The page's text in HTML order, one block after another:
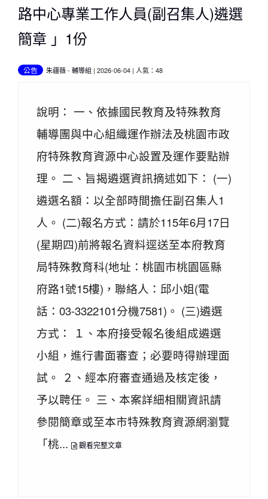
路中心專業工作人員(副召集人)遴選
簡章 」1份
公告 朱疆薇- 輔導組 | 2026-06-04 | 人氣：48
說明： 一、依據國民教育及特殊教育
輔導團與中心組織運作辦法及桃園市政
府特殊教育資源中心設置及運作要點辦
理。 二、旨揭遴選資訊摘述如下： (一)
遴選名額：以全部時間擔任副召集人1
人。 (二)報名方式：請於115年6月17日
(星期四)前將報名資料逕送至本府教育
局特殊教育科(地址：桃園市桃園區縣
府路1號15樓)，聯絡人：邱小姐(電
話：03-3322101分機7581)。 (三)遴選
方式： １、本府接受報名後組成遴選
小組，進行書面審查；必要時得辦理面
試。 ２、經本府審查通過及核定後，
予以聘任。 三、本案詳細相關資訊請
參閱簡章或至本市特殊教育資源網瀏覽
「桃...
觀看完整文章